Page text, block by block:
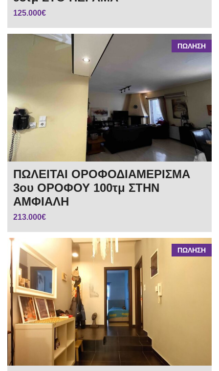
125.000€
ΠΩΛΗΣΗ
ΠΩΛΕΙΤΑΙ ΟΡΟΦΟΔΙΑΜΕΡΙΣΜΑ
3ου ΟΡΟΦΟΥ 100τμ ΣΤΗΝ
ΑΜΦΙΑΛΗ
213.000€
ΠΩΛΗΣΗ